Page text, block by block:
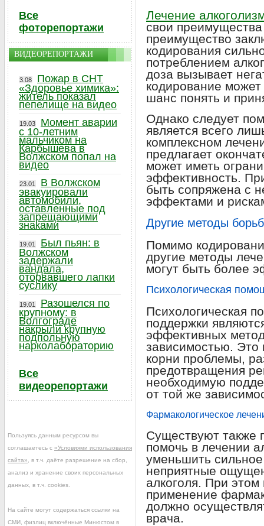
Лечение
свои
преимущество
кодирования
потреблением
доза вызывает
кодирование
шанс понять и
Однако следует
является всего
комплексном
предлагает
может иметь
эффективность.
быть сопряжена с
эффектами и
Другие методы
Помимо
другие методы
могут быть более
Психологическая
Психологическая
поддержки
эффективных
зависимостью. Это
корни проблемы,
предотвращения
необходимую
от той же
Фармакологическое
Существуют также
помочь в лечении
уменьшить
неприятные
алкоголя. При
применение
должно
врача.
Все
фоторепортажи
ВИДЕОРЕПОРТАЖИ
3.08
Пожар в СНТ
«Здоровье химика»:
житель показал
пепелище на видео
19.03
Момент аварии
с 10-летним
мальчиком на
Карбышева в
Волжском попал на
видео
23.01
В Волжском
эвакуировали
автомобили,
оставленные под
запрещающими
знаками
19.01
Был пьян: в
Волжском
задержали
вандала,
оторвавшего лапки
суслику
19.01
Разошелся по
крупному: в
Волгограде
накрыли крупную
подпольную
нарколабораторию
Все
видеорепортажи
Пользуясь данным ресурсом вы
соглашаетесь с «Условиями использования
сайта» , в т.ч. даёте разрешение на сбор,
анализ и хранение своих персональных
данных, в т.ч. cookies.
На сайте могут содержаться ссылки на
СМИ, физлиц включённые Минюстом в